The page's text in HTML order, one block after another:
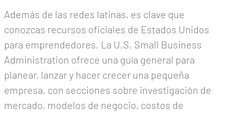
Además de las redes latinas, es clave que
conozcas recursos oficiales de Estados Unidos
para emprendedores. La U.S. Small Business
Administration ofrece una guía general para
planear, lanzar y hacer crecer una pequeña
empresa, con secciones sobre investigación de
mercado, modelos de negocio, costos de